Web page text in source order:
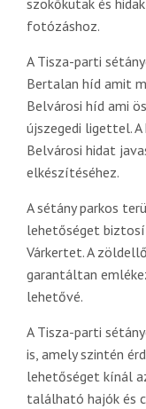
szökőkutak és
fotózáshoz.
A Tisza-parti
Bertalan híd amit
Belvárosi híd ami
újszegedi ligettel.
Belvárosi hidat
elkészítéséhez.
A sétány parkos
lehetőséget
Várkertet. A
garantáltan
lehetővé.
A Tisza-parti
is, amely szintén
lehetőséget kínál
található hajók és